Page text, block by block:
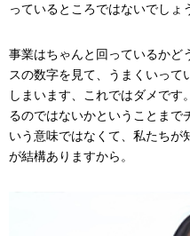
っているところではないでしょ
事業はちゃんと回っているかど
スの数字を見て、うまくいって
しまいます、これではダメで
るのではないかということまで
いう意味ではなくて、私たちが
が結構ありますから。